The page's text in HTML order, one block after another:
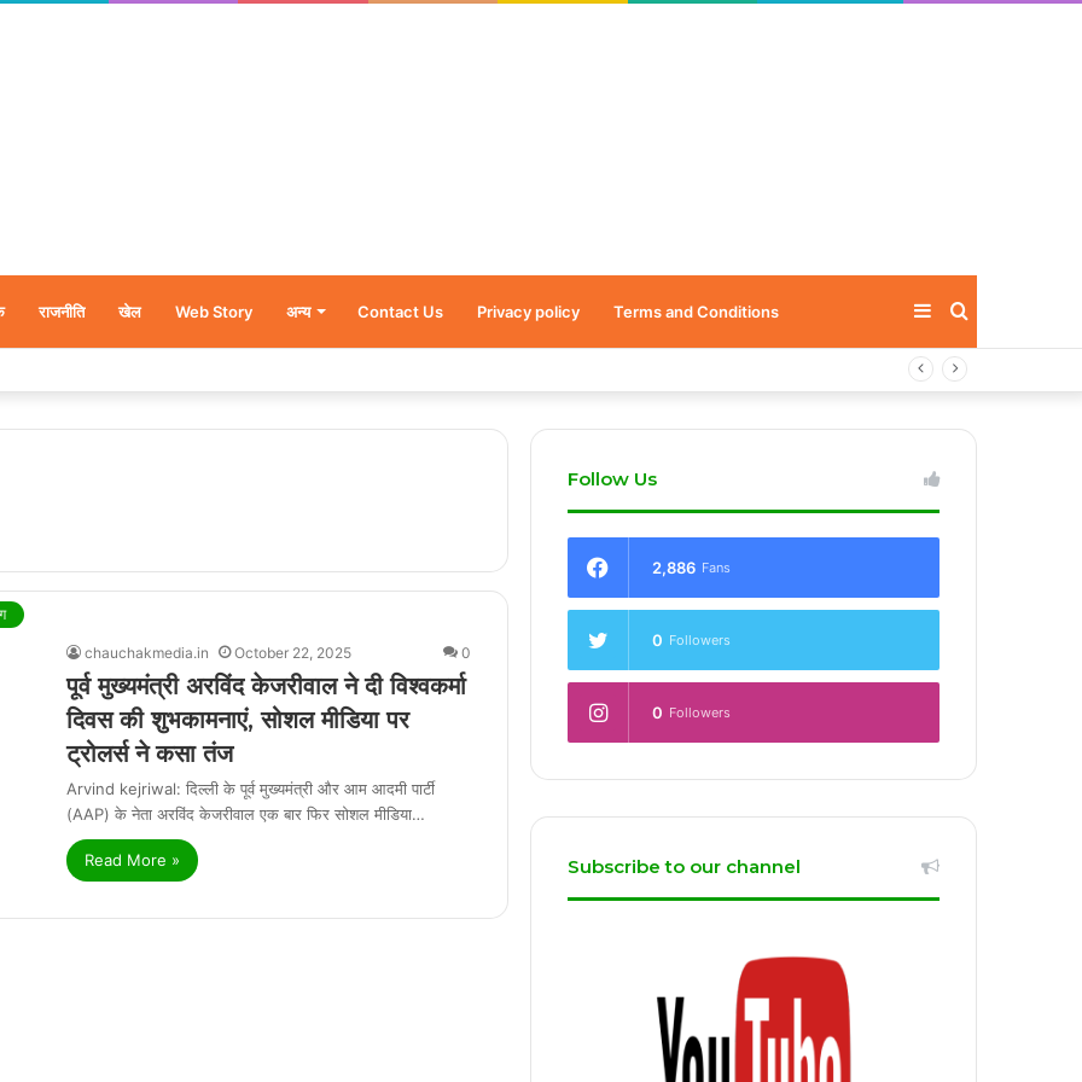
राजनीति खेल Web Story अन्य Contact Us Privacy policy Terms and Conditions Sidebar
नन्हें शावकों को पीठ पर बैठाकर घूमती दिखी मादा भालू
chauchakmedia.in October 22, 2025 0
पूर्व मुख्यमंत्री अरविंद केजरीवाल ने दी विश्वकर्मा
दिवस की शुभकामनाएं, सोशल मीडिया पर
ट्रोलर्स ने कसा तंज
Arvind kejriwal: दिल्ली के पूर्व मुख्यमंत्री और आम आदमी पार्टी
(AAP) के नेता अरविंद केजरीवाल एक बार फिर सोशल मीडिया…
Read More »
Follow Us
2,886 Fans
0 Followers
0 Followers
Subscribe to our channel